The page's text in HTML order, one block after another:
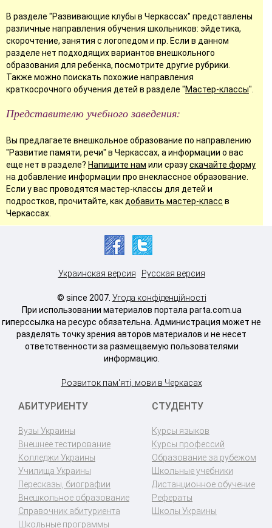
В разделе "Развивающие клубы в Черкассах" представлены
различные направления обучения школьников: эйдетика,
скорочтение, занятия с логопедом и пр. Если в данном
разделе нет подходящих вариантов внешкольного
образования для ребенка, посмотрите другие рубрики.
Также можно поискать похожие направления
краткосрочного обучения детей в разделе "Мастер-классы".
Представителю учебного заведения:
Вы предлагаете внешкольное образование по направлению
"Развитие памяти, речи" в Черкассах, а информации о вас
еще нет в разделе? Напишите нам или сразускачайте форму
на добавление информации про внеклассное образование.
Если у вас проводятся мастер-классы для детей и
подростков, прочитайте, как добавить мастер-класс в
Черкассах.
Украинская версия Русская версия
© since 2007. Угода конфіденційності
При использовании материалов портала parta.com.ua
гиперссылка на ресурс обязательна. Администрация может не
разделять точку зрения авторов материалов и не несет
ответственности за размещаемую пользователями
информацию.
Розвиток пам'яті, мови в Черкасах
АБИТУРИЕНТУ
Вузы Украины
Внешнее тестирование
Колледжи Украины
Училища Украины
Пересказы, биографии
Внешкольное образование
Справочник абитуриента
Школьные программы
СТУДЕНТУ
Курсы языков
Курсы профессий
Образование за рубежом
Школьные учебники
Дистанционное обучение
Рефераты
Школы Украины